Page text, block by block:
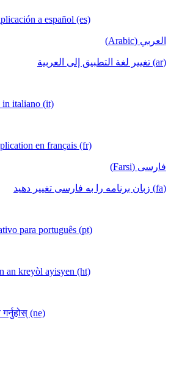
a español (es)
العربي (Arabic)
(ar) تغيير لغة التطبيق إلى العربية
in italiano (it)
en français (fr)
فارسی (Farsi)
(fa) زبان برنامه را به فارسی تغییر دهید
para português (pt)
an kreyòl ayisyen (ht)
गर्नुहोस् (ne)